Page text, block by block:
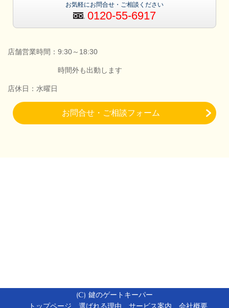
お気軽にお問合せ・ご相談ください
0120-55-6917
店舗営業時間：9:30～18:30
時間外も出動します
店休日：水曜日
お問合せ・ご相談フォーム
(C) 鍵のゲートキーパー
トップページ
選ばれる理由 サービス案内 会社概要